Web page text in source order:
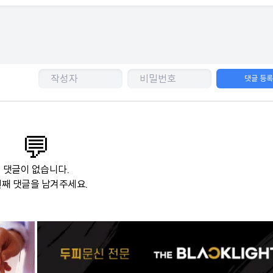
댓글 등록
💬
댓글이 없습니다.
댓글을 남겨주세요.